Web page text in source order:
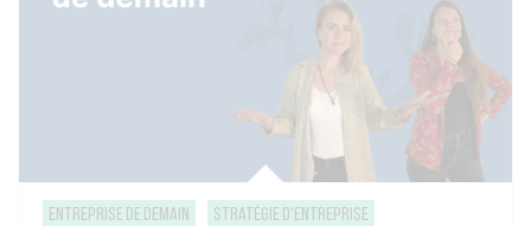
entreprise de demain Stratégie d'entreprise